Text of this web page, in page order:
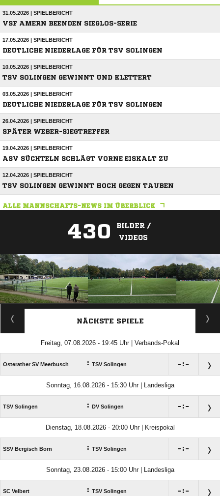
31.05.2026 | SPIELBERICHT
VSF AMERN BEENDEN SIEGLOS-SERIE
17.05.2026 | SPIELBERICHT
DEUTLICHE NIEDERLAGE FÜR TSV SOLINGEN
10.05.2026 | SPIELBERICHT
TSV SOLINGEN GEWINNT UND KLETTERT
03.05.2026 | SPIELBERICHT
DEUTLICHE NIEDERLAGE FÜR TSV SOLINGEN
26.04.2026 | SPIELBERICHT
SPÄTER WEBER-SIEGTREFFER
19.04.2026 | SPIELBERICHT
ASV SÜCHTELN SCHLÄGT VORNE EISKALT ZU
12.04.2026 | SPIELBERICHT
TSV SOLINGEN GEWINNT HOCH GEGEN TAUBEN
ALLE MANNSCHAFTS-NEWS IM ÜBERBLICK
430
BILDER /
VIDEOS
ANZEIGE
NÄCHSTE SPIELE
Freitag, 07.08.2026 - 19:45 Uhr | Verbands-Pokal
Osterather SV Meerbusch : TSV Solingen :
Sonntag, 16.08.2026 - 15:30 Uhr | Landesliga
TSV Solingen : DV Solingen :
Dienstag, 18.08.2026 - 20:00 Uhr | Kreispokal
SSV Bergisch Born : TSV Solingen :
Sonntag, 23.08.2026 - 15:00 Uhr | Landesliga
SC Velbert : TSV Solingen :